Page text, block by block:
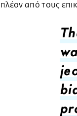
πλέον από τους